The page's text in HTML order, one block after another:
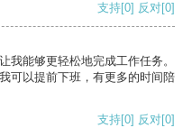
支持[0] 反对[0]
我能够更轻松地完成工作任务。
可以提前下班，有更多的时间陪
支持[0] 反对[0]